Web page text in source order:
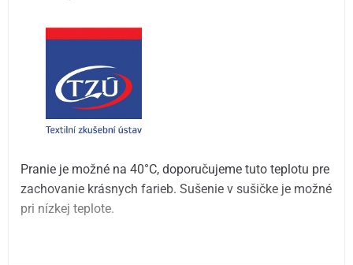
Pranie je možné na 40°C, doporučujeme tuto teplotu pre
zachovanie krásnych farieb. Sušenie v sušičke je možné
pri nízkej teplote.